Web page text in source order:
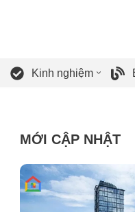
Kinh nghiệm
MỚI CẬP NHẬT